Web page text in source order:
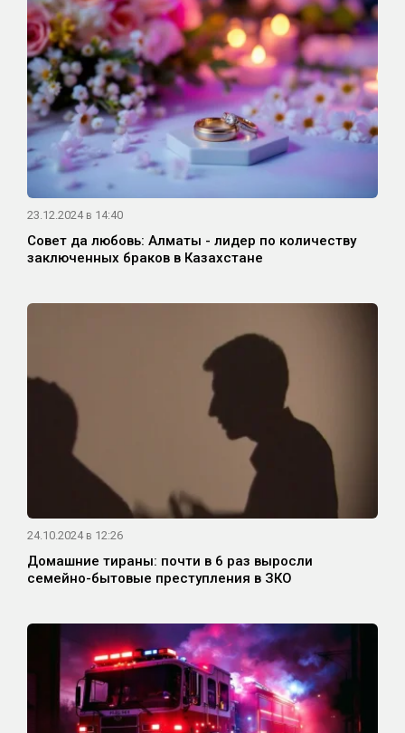
23.12.2024 в 14:40
Совет да любовь: Алматы - лидер по количеству
заключенных браков в Казахстане
24.10.2024 в 12:26
Домашние тираны: почти в 6 раз выросли
семейно-бытовые преступления в ЗКО